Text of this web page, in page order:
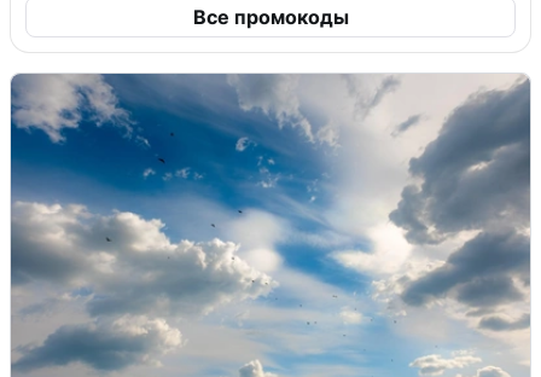
Все промокоды